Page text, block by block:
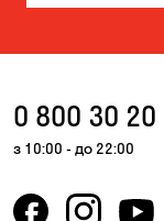
0 800 30 20
з 10:00 - до 22:00